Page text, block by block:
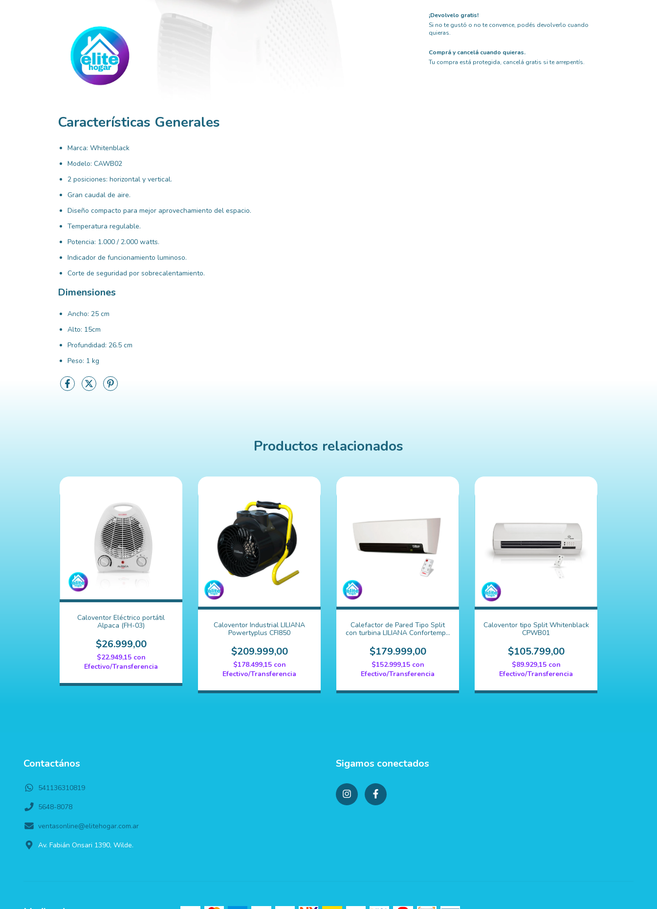
Características Generales
Marca: Whitenblack
Modelo: CAWB02
2 posiciones: horizontal y vertical.
Gran caudal de aire.
Diseño compacto para mejor aprovechamiento del espacio.
Temperatura regulable.
Potencia: 1.000 / 2.000 watts.
Indicador de funcionamiento luminoso.
Corte de seguridad por sobrecalentamiento.
Dimensiones
Ancho: 25 cm
Alto: 15cm
Profundidad: 26.5 cm
Peso: 1 kg
¡Devolvelo gratis!
Si no te gustó o no te convence, podés devolverlo cuando
quieras.
Comprá y cancelá cuando quieras.
Tu compra está protegida, cancelá gratis si te arrepentís.
Productos relacionados
Caloventor Eléctrico portátil
Alpaca (FH-03)
$26.999,00
$22.949,15 con
Efectivo/Transferencia
Caloventor Industrial LILIANA
Powertyplus CFI850
$209.999,00
$178.499,15 con
Efectivo/Transferencia
Calefactor de Pared Tipo Split
con turbina LILIANA Confortempo
$179.999,00
$152.999,15 con
Efectivo/Transferencia
Caloventor tipo Split Whitenblack
CPWB01
$105.799,00
$89.929,15 con
Efectivo/Transferencia
Contactános
541136310819
5648-8078
ventasonline@elitehogar.com.ar
Av. Fabián Onsari 1390, Wilde.
Sigamos conectados